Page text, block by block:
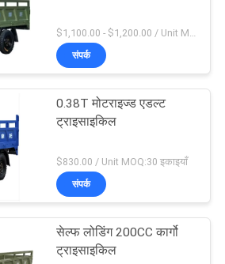
$1,100.00 - $1,200.00 / Unit MOQ:30 यूनिट / यूनिट
संपर्क
0.38T मोटराइज्ड एडल्ट
ट्राइसाइकिल
$830.00 / Unit MOQ:30 इकाइयाँ
संपर्क
सेल्फ लोडिंग 200CC कार्गो
ट्राइसाइकिल